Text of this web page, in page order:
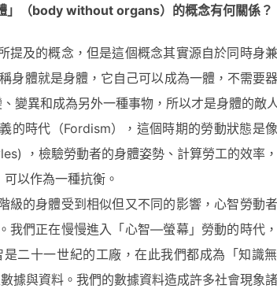
」（body without organs）的概念有何關係？
提及的概念，但是這個概念其實源自於同時身
體就是身體，它自己可以成為一體，不需要
異和成為另外一種事物，所以才是身體的敵
的時代（Fordism），這個時期的勞動狀態是
，檢驗勞動者的身體姿勢、計算勞工的效率
以作為一種抗衡。
級的身體受到相似但又不同的影響，心智勞動
我們正在慢慢進入「心智—螢幕」勞動的時代
二十一世紀的工廠，在此我們都成為「知識
與資料。我們的數據資料造成許多社會現象諸